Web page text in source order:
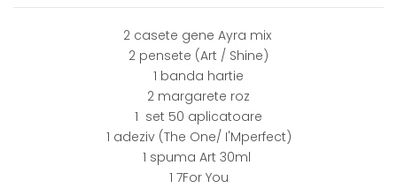
2 casete gene Ayra mix
2 pensete (Art / Shine)
1 banda hartie
2 margarete roz
1 set 50 aplicatoare
1 adeziv (The One/ I'Mperfect)
1 spuma Art 30ml
1 7For You